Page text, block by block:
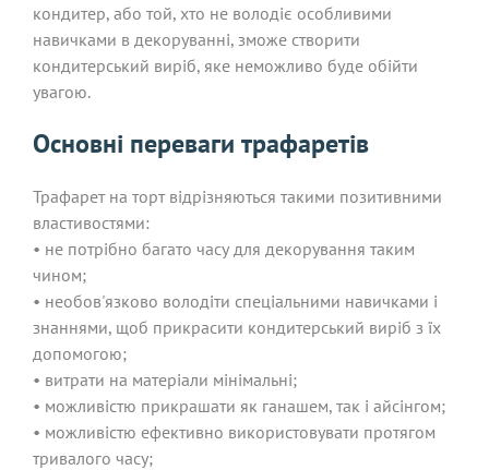
кондитер, або той, хто не володіє особливими
навичками в декоруванні, зможе створити
кондитерський виріб, яке неможливо буде обійти
увагою.
Основні переваги трафаретів
Трафарет на торт відрізняються такими позитивними
властивостями:
• не потрібно багато часу для декорування таким
чином;
• необов'язково володіти спеціальними навичками і
знаннями, щоб прикрасити кондитерський виріб з їх
допомогою;
• витрати на матеріали мінімальні;
• можливістю прикрашати як ганашем, так і айсінгом;
• можливістю ефективно використовувати протягом
тривалого часу;